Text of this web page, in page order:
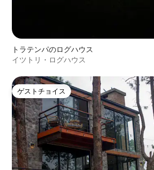
トラテンパのログハウス
イツトリ・ログハウス
ゲストチョイス
ゲストチョイス